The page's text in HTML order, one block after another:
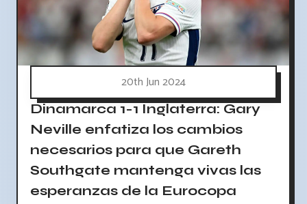
20th Jun 2024
Dinamarca 1-1 Inglaterra: Gary
Neville enfatiza los cambios
necesarios para que Gareth
Southgate mantenga vivas las
esperanzas de la Eurocopa